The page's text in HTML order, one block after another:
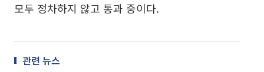
모두 정차하지 않고 통과 중이다.
관련 뉴스